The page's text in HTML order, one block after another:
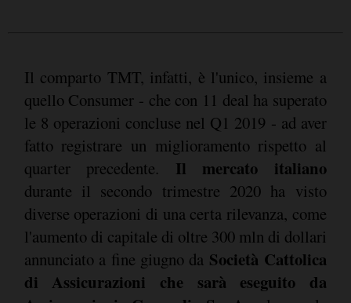
Il comparto TMT, infatti, è l'unico, insieme a
quello Consumer - che con 11 deal ha superato
le 8 operazioni concluse nel Q1 2019 - ad aver
fatto registrare un miglioramento rispetto al
quarter precedente. Il mercato italiano
durante il secondo trimestre 2020 ha visto
diverse operazioni di una certa rilevanza, come
l'aumento di capitale di oltre 300 mln di dollari
annunciato a fine giugno da Società Cattolica
di Assicurazioni che sarà eseguito da